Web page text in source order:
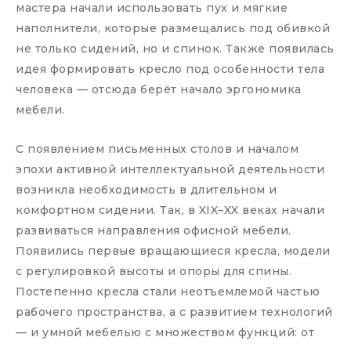
мастера начали использовать пух и мягкие
наполнители, которые размещались под обивкой
не только сидений, но и спинок. Также появилась
идея формировать кресло под особенности тела
человека — отсюда берёт начало эргономика
мебели.
С появлением письменных столов и началом
эпохи активной интеллектуальной деятельности
возникла необходимость в длительном и
комфортном сидении. Так, в XIX–XX веках начали
развиваться направления офисной мебели.
Появились первые вращающиеся кресла, модели
с регулировкой высоты и опоры для спины.
Постепенно кресла стали неотъемлемой частью
рабочего пространства, а с развитием технологий
— и умной мебелью с множеством функций: от